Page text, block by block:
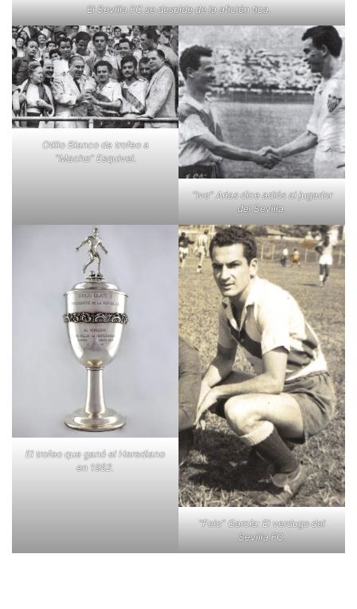
El Sevilla FC se despide de la afición tica.
Otilio Blanco da trofeo a
“Macho” Esquivel.
“Ivo” Arias dice adiós al jugador
del Sevilla.
El trofeo que ganó el Herediano
en 1952.
“Felo” García: El verdugo del
Sevilla FC.